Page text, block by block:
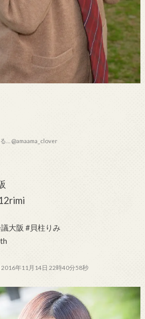
… @amaama_clover
大阪 #貝柱りみ
2016年11月14日 22時40分58秒